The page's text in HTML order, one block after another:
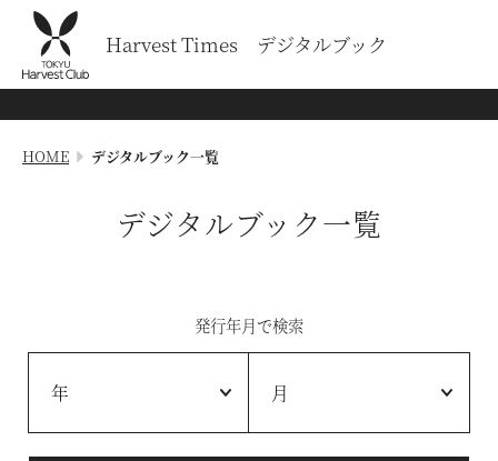
Harvest Times デジタルブック
HOME デジタルブック一覧
デジタルブック一覧
発行年月で検索